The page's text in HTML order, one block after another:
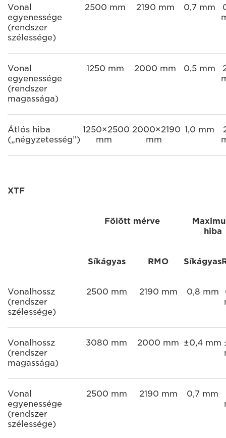
Vonal
egyenessége
(rendszer
szélessége)
2500 mm 2190 mm 0,7 mm
Vonal
egyenessége
(rendszer
magassága)
1250 mm 2000 mm 0,5 mm
Átlós hiba
(„négyzetesség”)
1250×2500
mm
2000×2190
mm
1,0 mm
XTF
Fölött mérve
hiba
Síkágyas RMO Síkágyas
Vonalhossz
(rendszer
szélessége)
2500 mm 2190 mm 0,8 mm
Vonalhossz
(rendszer
magassága)
3080 mm 2000 mm ±0,4 mm
Vonal
egyenessége
(rendszer
szélessége)
2500 mm 2190 mm 0,7 mm